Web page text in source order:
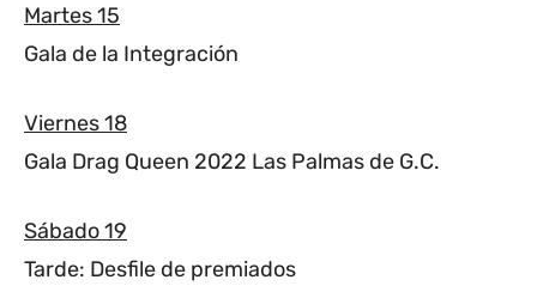
Martes 15
Gala de la Integración
Viernes 18
Gala Drag Queen 2022 Las Palmas de G.C.
Sábado 19
Tarde: Desfile de premiados